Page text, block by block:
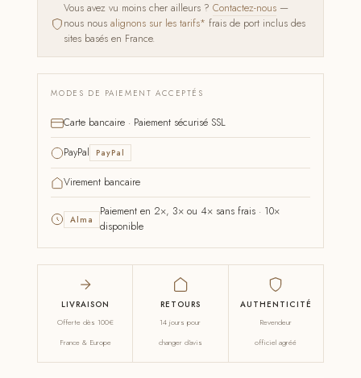
Vous avez vu moins cher ailleurs ?Contactez-nous —
nous nousalignons sur les tarifs* frais de port inclus des
sites basés en France.
MODES DE PAIEMENT ACCEPTÉS
Carte bancaire · Paiement sécurisé SSL
PayPal PayPal
Virement bancaire
Alma
Paiement en 2×, 3× ou 4× sans frais · 10×
disponible
LIVRAISON
Offerte dès 100€
France & Europe
RETOURS
14 jours pour
changer d'avis
AUTHENTICITÉ
Revendeur
officiel agréé